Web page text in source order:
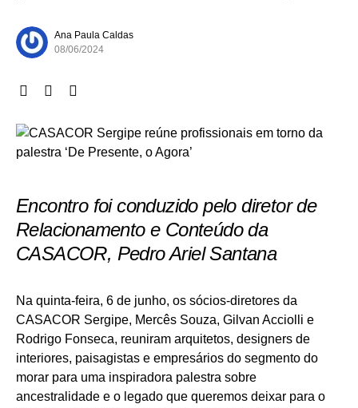
Ana Paula Caldas
08/06/2024
Encontro foi conduzido pelo diretor de
Relacionamento e Conteúdo da
CASACOR, Pedro Ariel Santana
Na quinta-feira, 6 de junho, os sócios-diretores da
CASACOR Sergipe, Mercês Souza, Gilvan Acciolli e
Rodrigo Fonseca, reuniram arquitetos, designers de
interiores, paisagistas e empresários do segmento do
morar para uma inspiradora palestra sobre
ancestralidade e o legado que queremos deixar para o